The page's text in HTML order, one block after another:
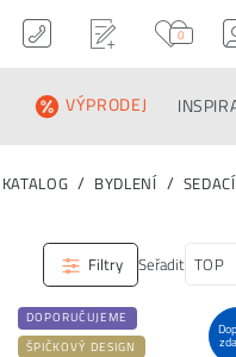
0
VÝPRODEJ
KATALOG BYDLENÍ
Filtry Seřadit
DOPORUČUJEME
ŠPIČKOVÝ DESIGN